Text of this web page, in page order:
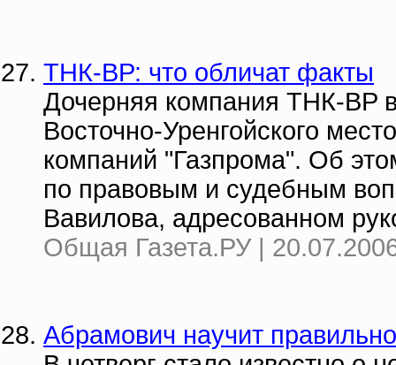
ТНК-ВР: что обличат факты
Дочерняя компания ТНК-BP
Восточно-Уренгойского
компаний "Газпрома". Об
по правовым и судебным
Вавилова, адресованном
Общая Газета.РУ |
Абрамович научит